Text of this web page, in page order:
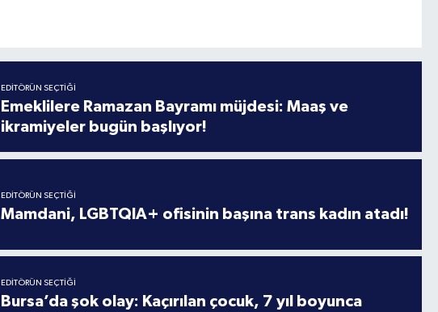
EDITÖRÜN SEÇTIĞI
Emeklilere Ramazan Bayramı müjdesi: Maaş ve
ikramiyeler bugün başlıyor!
EDITÖRÜN SEÇTIĞI
Mamdani, LGBTQIA+ ofisinin başına trans kadın atadı!
EDITÖRÜN SEÇTIĞI
Bursa’da şok olay: Kaçırılan çocuk, 7 yıl boyunca